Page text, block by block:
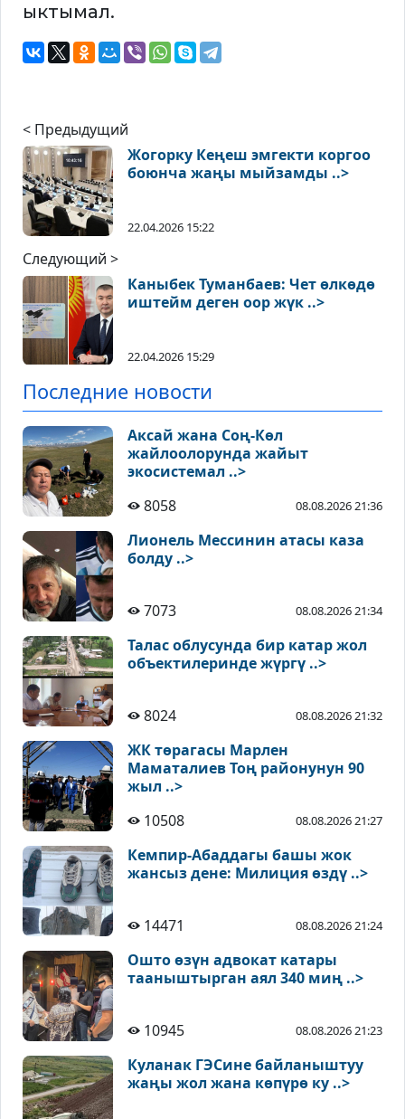
ыктымал.
< Предыдущий
Жогорку Кеңеш эмгекти коргоо
боюнча жаңы мыйзамды ..>
22.04.2026 15:22
Следующий >
Каныбек Туманбаев: Чет өлкөдө
иштейм деген оор жүк ..>
22.04.2026 15:29
Последние новости
Аксай жана Соң-Көл
жайлоолорунда жайыт
экосистемал ..>
8058
08.08.2026 21:36
Лионель Мессинин атасы каза
болду ..>
7073 08.08.2026 21:34
Талас облусунда бир катар жол
объектилеринде жүргү ..>
8024 08.08.2026 21:32
ЖК төрагасы Марлен
Маматалиев Тоң районунун 90
жыл ..>
10508
08.08.2026 21:27
Кемпир-Абаддагы башы жок
жансыз дене: Милиция өздү ..>
14471 08.08.2026 21:24
Ошто өзүн адвокат катары
тааныштырган аял 340 миң ..>
10945 08.08.2026 21:23
Куланак ГЭСине байланыштуу
жаңы жол жана көпүрө ку ..>